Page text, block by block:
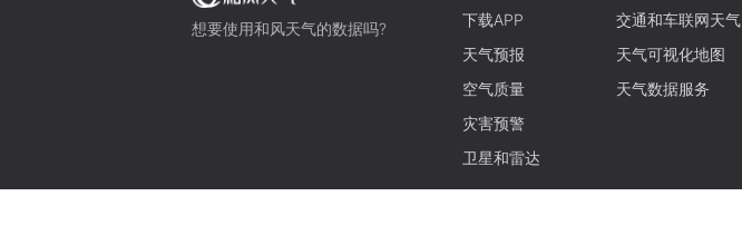
想要使用和风天气的数据吗?
下载APP
天气预报
空气质量
灾害预警
卫星和雷达
交通和车联网天气
天气可视化地图
天气数据服务